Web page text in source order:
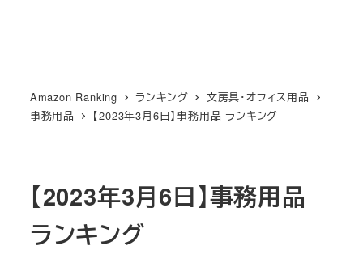
Amazon Ranking ランキング
文房具・オフィス用品
事務用品
【2023年3月6日】事務用品 ランキング
【2023年3月6日】事務用品
ランキング